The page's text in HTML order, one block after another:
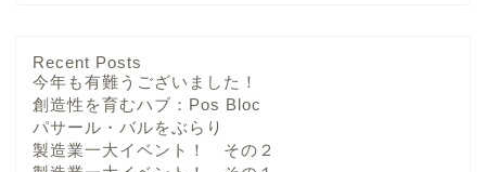
Recent Posts
今年も有難うございました！
創造性を育むハブ：Pos Bloc
パサール・バルをぶらり
製造業一大イベント！ その２